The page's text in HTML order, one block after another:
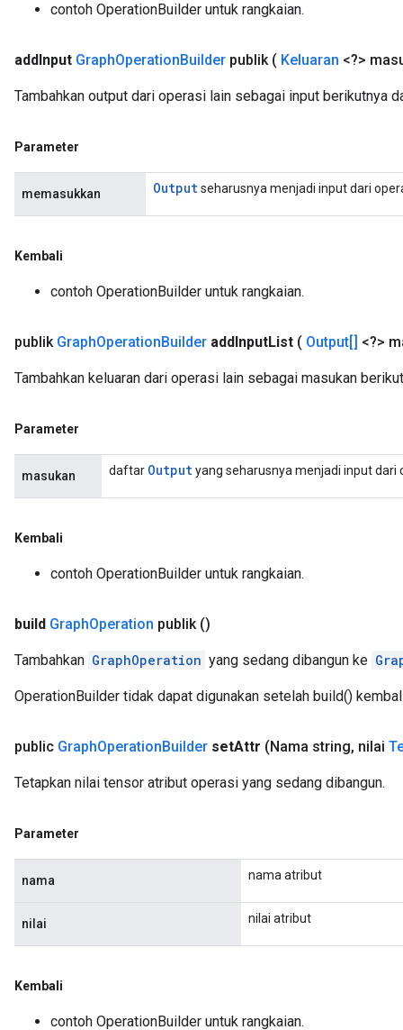
contoh OperationBuilder untuk rangkaian.
addInput GraphOperationBuilder publik ( Keluaran <?>
Tambahkan output dari operasi lain sebagai input berikutnya
Parameter
memasukkan Outputseharusnya menjadi input dari
Kembali
contoh OperationBuilder untuk rangkaian.
publik GraphOperationBuilder addInputList ( Output[] <?>
Tambahkan keluaran dari operasi lain sebagai masukan
Parameter
masukan daftar Outputyang seharusnya menjadi input dari
Kembali
contoh OperationBuilder untuk rangkaian.
build GraphOperation publik ()
Tambahkan GraphOperation yang sedang dibangun ke
OperationBuilder tidak dapat digunakan setelah build()
public GraphOperationBuilder setAttr (Nama string, nilai
Tetapkan nilai tensor atribut operasi yang sedang dibangun.
Parameter
nama nama atribut
nilai nilai atribut
Kembali
contoh OperationBuilder untuk rangkaian.